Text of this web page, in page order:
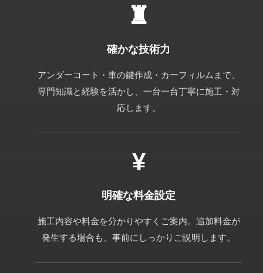
確かな技術力
アンダーコート・車の鍵作成・カーフィルムまで、
専門知識と経験を活かし、一台一台丁寧に施工・対
応します。
明確な料金設定
施工内容や料金を分かりやすくご案内。追加料金が
発生する場合も、事前にしっかりご説明します。